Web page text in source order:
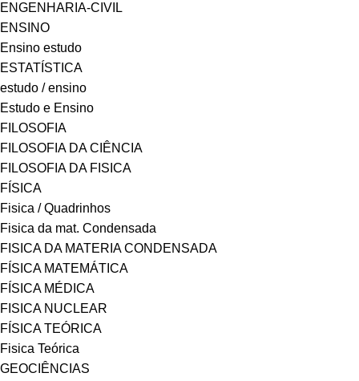
ENGENHARIA-CIVIL
ENSINO
Ensino estudo
ESTATÍSTICA
estudo / ensino
Estudo e Ensino
FILOSOFIA
FILOSOFIA DA CIÊNCIA
FILOSOFIA DA FISICA
FÍSICA
Fisica / Quadrinhos
Fisica da mat. Condensada
FISICA DA MATERIA CONDENSADA
FÍSICA MATEMÁTICA
FÍSICA MÉDICA
FISICA NUCLEAR
FÍSICA TEÓRICA
Fisica Teórica
GEOCIÊNCIAS